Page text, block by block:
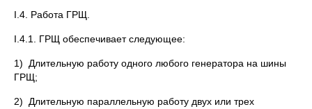
I.4. Работа ГРЩ.
I.4.1. ГРЩ обеспечивает следующее:
1) Длительную работу одного любого генератора на шины
ГРЩ;
2) Длительную параллельную работу двух или трех